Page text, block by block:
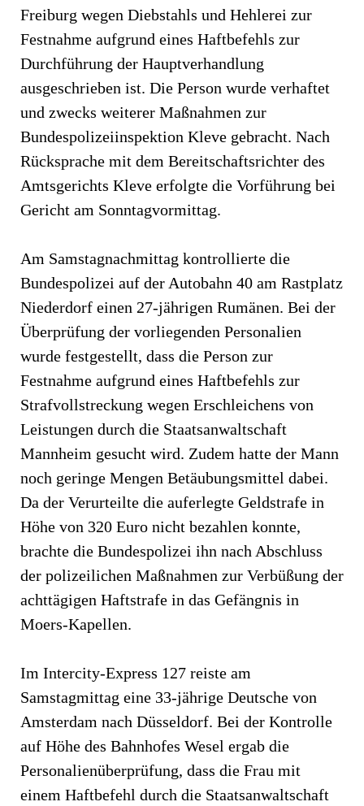
Freiburg wegen Diebstahls und Hehlerei zur
Festnahme aufgrund eines Haftbefehls zur
Durchführung der Hauptverhandlung
ausgeschrieben ist. Die Person wurde verhaftet
und zwecks weiterer Maßnahmen zur
Bundespolizeiinspektion Kleve gebracht. Nach
Rücksprache mit dem Bereitschaftsrichter des
Amtsgerichts Kleve erfolgte die Vorführung bei
Gericht am Sonntagvormittag.
Am Samstagnachmittag kontrollierte die
Bundespolizei auf der Autobahn 40 am Rastplatz
Niederdorf einen 27-jährigen Rumänen. Bei der
Überprüfung der vorliegenden Personalien
wurde festgestellt, dass die Person zur
Festnahme aufgrund eines Haftbefehls zur
Strafvollstreckung wegen Erschleichens von
Leistungen durch die Staatsanwaltschaft
Mannheim gesucht wird. Zudem hatte der Mann
noch geringe Mengen Betäubungsmittel dabei.
Da der Verurteilte die auferlegte Geldstrafe in
Höhe von 320 Euro nicht bezahlen konnte,
brachte die Bundespolizei ihn nach Abschluss
der polizeilichen Maßnahmen zur Verbüßung der
achttägigen Haftstrafe in das Gefängnis in
Moers-Kapellen.
Im Intercity-Express 127 reiste am
Samstagmittag eine 33-jährige Deutsche von
Amsterdam nach Düsseldorf. Bei der Kontrolle
auf Höhe des Bahnhofes Wesel ergab die
Personalienüberprüfung, dass die Frau mit
einem Haftbefehl durch die Staatsanwaltschaft